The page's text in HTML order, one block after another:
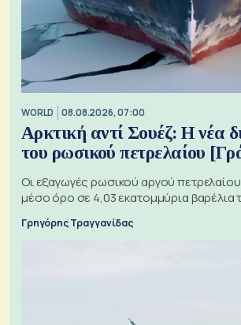
WORLD 08.08.2026, 07:00
Αρκτική αντί Σουέζ: Η νέα
του ρωσικού πετρελαίου
Οι εξαγωγές ρωσικού αργού
μέσο όρο σε 4,03 εκατομμύρια βαρέλια
Γρηγόρης Τραγγανίδας